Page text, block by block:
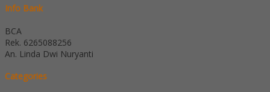
Info Bank
BCA
Rek. 6265088256
An. Linda Dwi Nuryanti
Categories